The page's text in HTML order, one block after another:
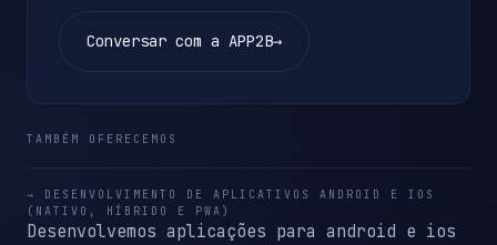
Conversar com a APP2B→
TAMBÉM OFERECEMOS
→ DESENVOLVIMENTO DE APLICATIVOS ANDROID E IOS
(NATIVO, HÍBRIDO E PWA)
Desenvolvemos aplicações para android e ios